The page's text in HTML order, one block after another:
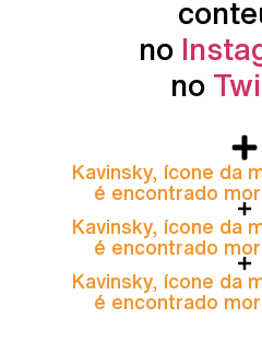
no
no
Kavinsky, ícone da
é encontrado
Kavinsky, ícone da
é encontrado
Kavinsky, ícone da
é encontrado